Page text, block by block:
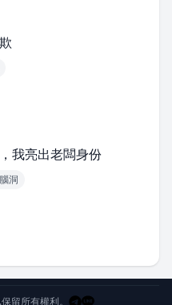
我亮出老闆身份
洞
保留所有權利。